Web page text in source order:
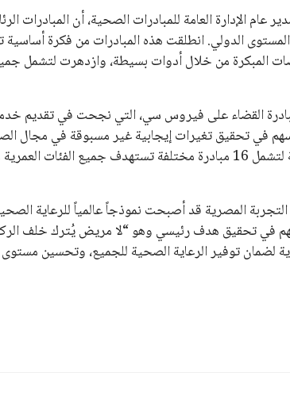
عام الإدارة العامة للمبادرات الصحية، أن المبادرات
الدولي. انطلقت هذه المبادرات من فكرة
المبكرة من خلال أدوات بسيطة، وازدهرت لتشمل
القضاء على فيروس سي، التي نجحت في تقديم
أسهم في تحقيق تغيرات إيجابية غير مسبوقة في مجال
النجاح في توسيع نطاق المبادرات الرئاسية لتشمل 16 مبادرة مختلفة تستهدف
المصرية قد أصبحت نموذجاً عالمياً للرعاية
في تحقيق هدف رئيسي وهو “لا مريض يُترك خلف
لضمان توفير الرعاية الصحية للجميع، وتحسين